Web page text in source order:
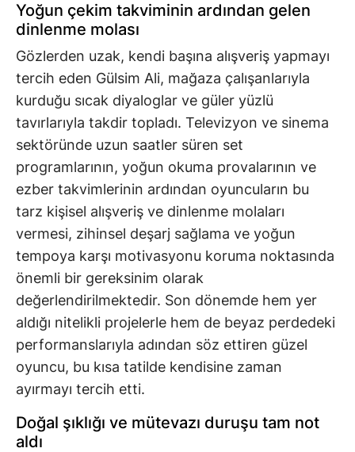
Yoğun çekim takviminin ardından gelen
dinlenme molası
Gözlerden uzak, kendi başına alışveriş yapmayı
tercih eden Gülsim Ali, mağaza çalışanlarıyla
kurduğu sıcak diyaloglar ve güler yüzlü
tavırlarıyla takdir topladı. Televizyon ve sinema
sektöründe uzun saatler süren set
programlarının, yoğun okuma provalarının ve
ezber takvimlerinin ardından oyuncuların bu
tarz kişisel alışveriş ve dinlenme molaları
vermesi, zihinsel deşarj sağlama ve yoğun
tempoya karşı motivasyonu koruma noktasında
önemli bir gereksinim olarak
değerlendirilmektedir. Son dönemde hem yer
aldığı nitelikli projelerle hem de beyaz perdedeki
performanslarıyla adından söz ettiren güzel
oyuncu, bu kısa tatilde kendisine zaman
ayırmayı tercih etti.
Doğal şıklığı ve mütevazı duruşu tam not
aldı